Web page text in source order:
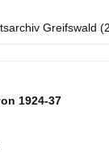
Greifswald
1924-37